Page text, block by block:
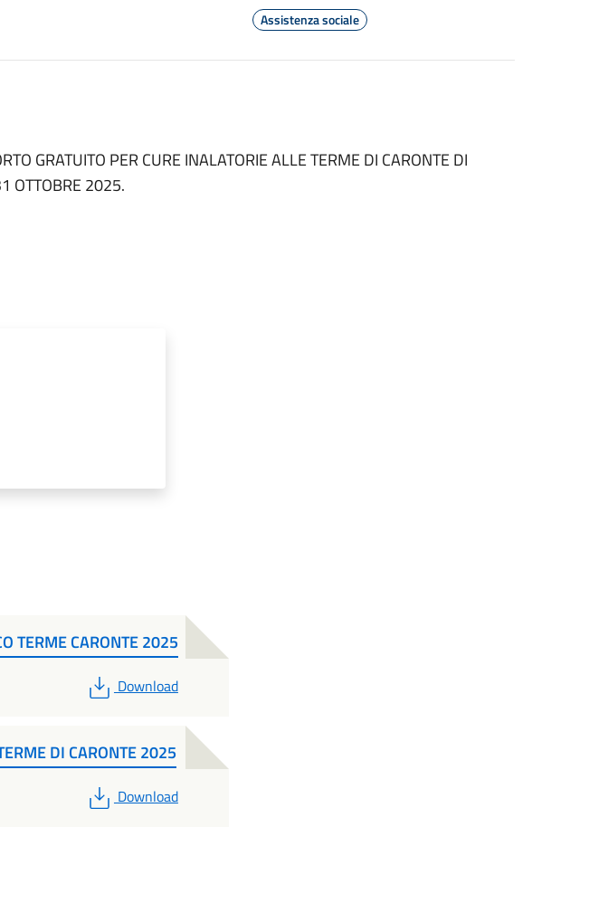
Assistenza sociale
GRATUITO PER CURE INALATORIE ALLE TERME DI CARONTE DI
OTTOBRE 2025.
TERME CARONTE 2025
PDF
Download
DI CARONTE 2025
PDF
Download